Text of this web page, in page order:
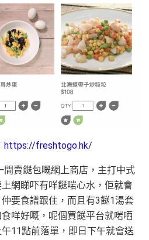
https://freshtogo.hk/
間賣餸包嘅網上商店，主打中式
網睇吓有咩餸啱心水，佢就會
要食譜跟住，而且有3餸1湯套
咩好嘅，呢個買餸平台就啱哂
11點前落單，即日下午就會送